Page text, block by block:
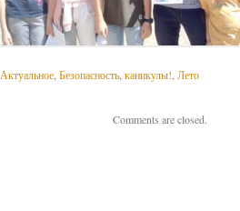
Актуальное Безопасность каникулы! Лето
Comments are closed.